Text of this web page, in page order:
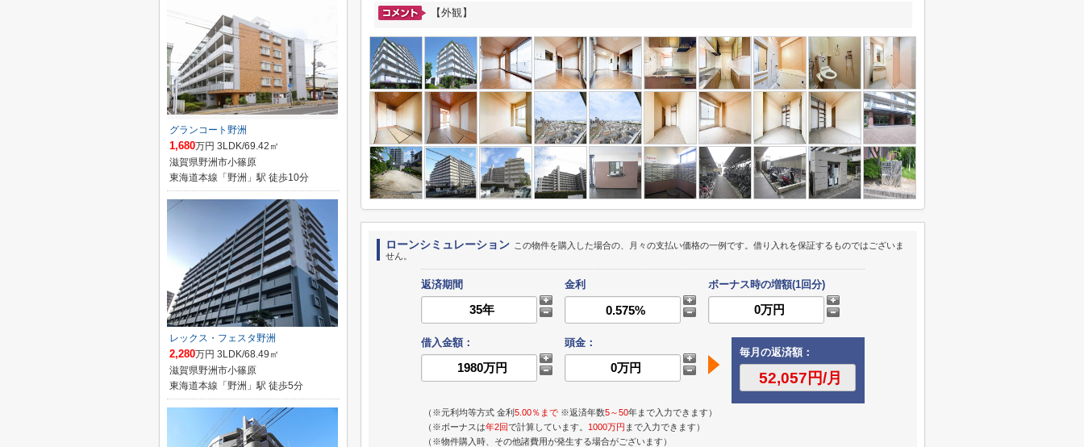
【外観】
ローンシミュレーション この物件を購入した場合の、月々の支払い価格の一例です。借り入れを保証するものではございま
せん。
返済期間 金利 ボーナス時の増額(1回分)
借入金額：
頭金：
毎月の返済額：
（※元利均等方式 金利5.00％まで ※返済年数5～50年まで入力できます）
（※ボーナスは年2回で計算しています。 1000万円 まで入力できます）
（※物件購入時、その他諸費用が発生する場合がございます）
グランコート野洲
1,680万円 3LDK/69.42㎡
滋賀県野洲市小篠原
東海道本線「野洲」駅 徒歩10分
レックス・フェスタ野洲
2,280万円 3LDK/68.49㎡
滋賀県野洲市小篠原
東海道本線「野洲」駅 徒歩5分